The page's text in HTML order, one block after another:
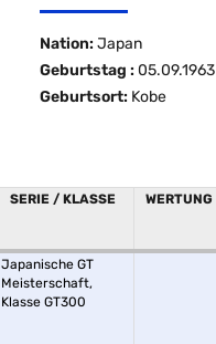
Nation: Japan
Geburtstag : 05.09.1963
Geburtsort: Kobe
SERIE / KLASSE WERTUNG
Japanische GT
Meisterschaft,
Klasse GT300